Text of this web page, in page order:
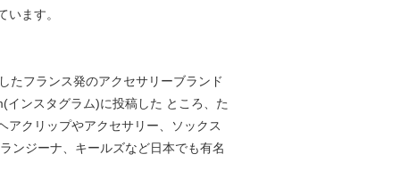
ます。
たフランス発のアクセサリーブランド
ンスタグラム)に投稿した ところ、た
アクリップやアクセサリー、ソックス
ンジーナ、キールズなど日本でも有名